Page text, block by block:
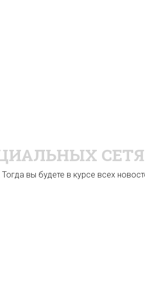
вы будете в курсе всех